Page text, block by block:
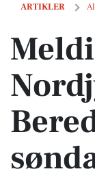
ARTIKLER
Melding fra